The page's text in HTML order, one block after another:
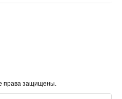
права защищены.